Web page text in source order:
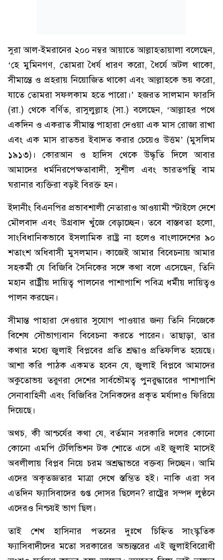
সুরা আল-ইমরানের ২০০ নম্বর আয়াতে আল্লাহতায়ালা বলেছেন,
‘হে মুমিনগণ, তোমরা ধৈর্য ধারণ করো, ধৈর্যে অটল থাকো,
সীমান্তে ও প্রহরায় নিয়োজিত থাকো এবং আল্লাহকে ভয় করো,
যাতে তোমরা সফলকাম হতে পারো।’ হজরত সালমান ফারসি
(রা.) থেকে বর্ণিত, রাসুলুল্লাহ (সা.) বলেছেন, ‘আল্লাহর পথে
একদিন ও একরাত সীমান্ত পাহারা দেওয়া এক মাস রোজা রাখা
এবং এক মাস রাতভর ইবাদত করার চেয়েও উত্তম’ (মুসলিম
১৯১৩)। কোরআন ও হাদিস থেকে উদ্ধৃতি দিলে আবার
আমাদের ধর্মনিরপেক্ষতাবাদী, সুশীল এবং ভারতপন্থি বাম
ঘরানার ব্যক্তিরা বড়ই বিরক্ত হন।
ইদানীং বিএনপির প্রভাবশালী নেতারাও আওয়ামী স্টাইলে দেশে
মৌলবাদ এবং উগ্রবাদ খুঁজে বেড়াচ্ছেন। তবে বাস্তবতা হলো,
সাংবিধানিকভাবে ইসলামিক রাষ্ট্র না হলেও বাংলাদেশের ৯০
শতাংশ অধিবাসী মুসলমান। কাজেই আমার বিবেচনায় আমার
সহকর্মী যে বিজিবি সৈনিকের সঙ্গে কথা বলে এসেছেন, তিনি
মহান রাষ্ট্রীয় দায়িত্ব পালনের পাশাপাশি পবিত্র ধর্মীয় দায়িত্বও
পালন করছেন।
সীমান্ত পাহারা দেওয়ার সুযোগ পাওয়ার জন্য তিনি নিজেকে
বিশেষ সৌভাগ্যবান বিবেচনা করতে পারেন। তাছাড়া, তার
কথার মধ্যে জুলাই বিপ্লবের প্রতি শ্রদ্ধাও প্রতিফলিত হয়েছে।
আশা করি পাঠক একমত হবেন যে, জুলাই বিপ্লবে আমাদের
অকুতোভয় তরুণরা দেশের সার্বভৌমত্ব পুনরুদ্ধারের পাশাপাশি
সেনাবাহিনী এবং বিজিবির সৈনিকদের প্রকৃত মর্যাদাও ফিরিয়ে
দিয়েছে।
অথচ, কী আশ্চর্যের কথা যে, বর্তমান সরকারি দলের কোনো
কোনো এমপি টেলিভিশন টক শোতে এসে এই জুলাই মাসেই
অবলীলায় বিপ্লব নিয়ে চরম অশ্রদ্ধাভরে বক্তব্য দিচ্ছেন। আমি
এদের অকৃতজ্ঞতার মাত্রা দেখে স্তম্ভিত হই। নাকি এরা সব
এতদিন ফ্যাসিবাদের গুপ্ত দোসর ছিলেন? রাষ্ট্রের সম্পদ লুণ্ঠনে
এদেরও নিশ্চয়ই ভাগ ছিল।
তাই শেখ হাসিনার পতনের দুঃখে চিহ্নিত সাংস্কৃতিক
ফ্যাসিবাদীদের মতো সরকারের অভ্যন্তরের এই জুলাইবিরোধী